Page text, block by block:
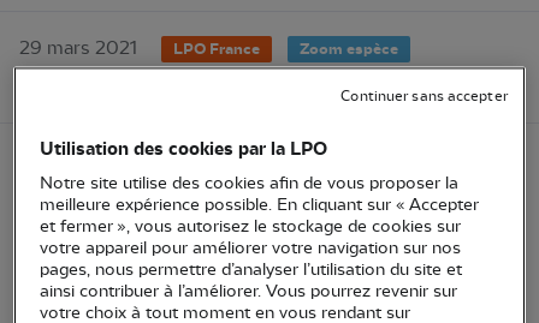
29 mars 2021 LPO France
Zoom espèce
Utilisation des cookies par la LPO
Notre site utilise des cookies afin de vous proposer la
meilleure expérience possible. En cliquant sur « Accepter
et fermer », vous autorisez le stockage de cookies sur
votre appareil pour améliorer votre navigation sur nos
pages, nous permettre d’analyser l’utilisation du site et
ainsi contribuer à l’améliorer. Vous pourrez revenir sur
votre choix à tout moment en vous rendant sur
Continuer sans accepter